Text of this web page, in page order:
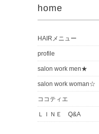
home
HAIRメニュー
profile
salon work men★
salon work woman☆
ココティエ
ＬＩＮＥ Q&A